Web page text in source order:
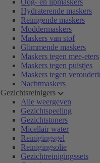
Oog- en lipmaskers
Hydraterende maskers
Reinigende maskers
Moddermaskers
Maskers van stof
Glimmende maskers
Maskers tegen mee-eters
Maskers tegen puistjes
Maskers tegen
Nachtmaskers
Gezichtsreinigers
Alle weergeven
Gezichtspeeling
Gezichtstoners
Micellair water
Reinigingsgel
Reinigingsolie
Gezichtreinigingssets